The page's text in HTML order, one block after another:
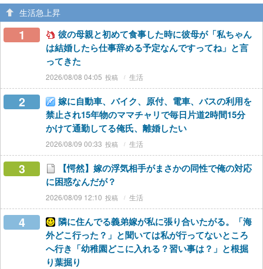
生活急上昇
1
彼の母親と初めて食事した時に彼母が「私ちゃん
は結婚したら仕事辞める予定なんですってね」と言
ってきた
2026/08/08 04:05 生活
2
嫁に自動車、バイク、原付、電車、バスの利用を
禁止され15年物のママチャリで毎日片道2時間15分
かけて通勤してる俺氏、離婚したい
2026/08/09 00:33 生活
3
【愕然】嫁の浮気相手がまさかの同性で俺の対応
に困惑なんだが？
2026/08/09 12:10 生活
4
隣に住んでる義弟嫁が私に張り合いたがる。「海
外どこ行った？」と聞いては私が行ってないところ
へ行き「幼稚園どこに入れる？習い事は？」と根掘
り葉掘り